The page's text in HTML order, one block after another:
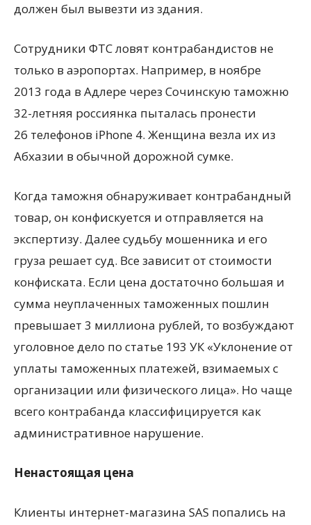
должен был вывезти из здания.
Сотрудники ФТС ловят контрабандистов не
только в аэропортах. Например, в ноябре
2013 года в Адлере через Сочинскую таможню
32-летняя россиянка пыталась пронести
26 телефонов iPhone 4. Женщина везла их из
Абхазии в обычной дорожной сумке.
Когда таможня обнаруживает контрабандный
товар, он конфискуется и отправляется на
экспертизу. Далее судьбу мошенника и его
груза решает суд. Все зависит от стоимости
конфиската. Если цена достаточно большая и
сумма неуплаченных таможенных пошлин
превышает 3 миллиона рублей, то возбуждают
уголовное дело по статье 193 УК «Уклонение от
уплаты таможенных платежей, взимаемых с
организации или физического лица». Но чаще
всего контрабанда классифицируется как
административное нарушение.
Ненастоящая цена
Клиенты интернет-магазина SAS попались на